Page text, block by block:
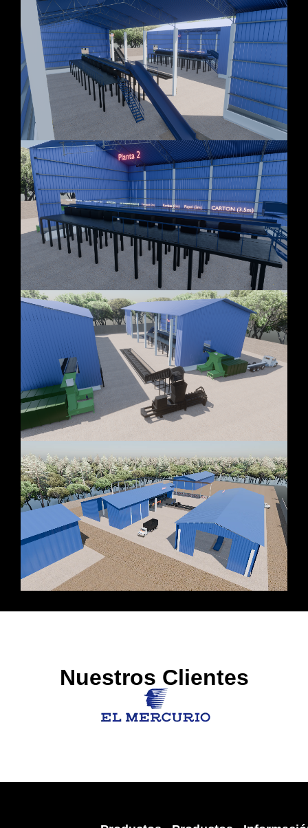
Nuestros Clientes